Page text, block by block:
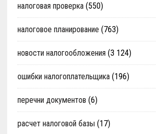
налоговая проверка(550)
налоговое планирование (763)
новости налогообложения (3 124)
ошибки налогоплательщика(196)
перечни документов (6)
расчет налоговой базы (17)